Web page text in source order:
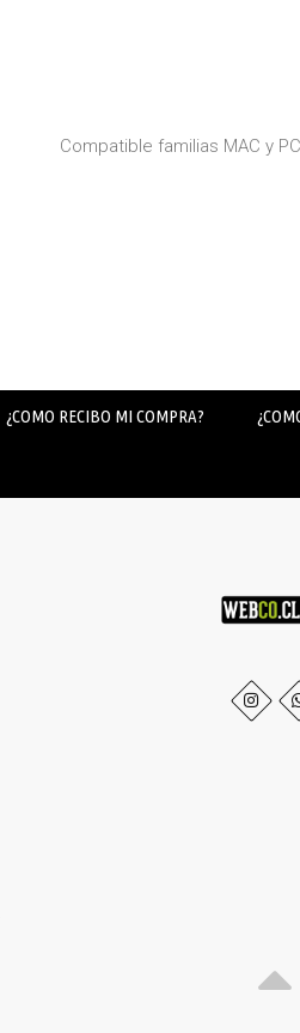
Compatible familias MAC y
¿COMO RECIBO MI COMPRA?